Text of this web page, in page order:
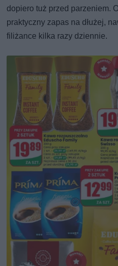
dopiero tuż przed parzeniem.
praktyczny zapas na dłużej,
filiżance kilka razy dziennie.